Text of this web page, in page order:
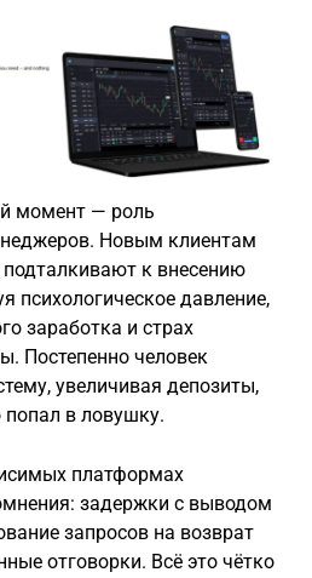
момент — роль
Новым клиентам
подталкивают к внесению
психологическое давление,
заработка и страх
Постепенно человек
увеличивая депозиты,
попал в ловушку.
платформах
задержки с выводом
запросов на возврат
отговорки. Всё это чётко